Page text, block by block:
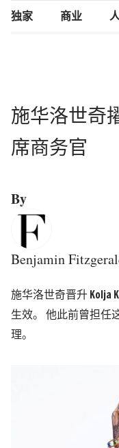
独家 商业
施华洛世奇
席商务官
By
Benjamin
施华洛世奇晋升 Kolja
生效。 他此前曾担任
理。